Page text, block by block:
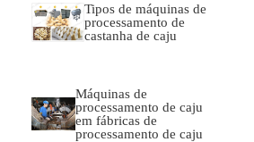
Tipos de máquinas de
processamento de
castanha de caju
Máquinas de
processamento de caju
em fábricas de
processamento de caju